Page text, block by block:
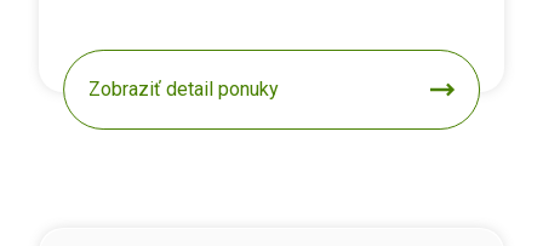
Zobraziť detail ponuky